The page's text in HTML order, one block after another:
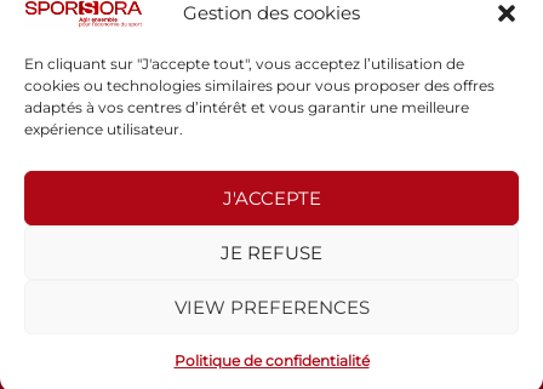
Gestion des cookies
En cliquant sur "J'accepte tout", vous acceptez l’utilisation de
cookies ou technologies similaires pour vous proposer des offres
adaptés à vos centres d’intérêt et vous garantir une meilleure
expérience utilisateur.
J'ACCEPTE
JE REFUSE
VIEW PREFERENCES
Politique de confidentialité
Espace presse
Politique de confidentialité
SPORSORA
75015 PARIS
WEB Stratégies- © 2026 Tous droits réservés.